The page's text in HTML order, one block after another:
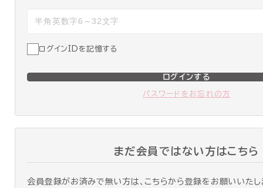
ログインIDを記憶する
ログインする
パスワードをお忘れの方
まだ会員ではない方はこちら
会員登録がお済みで無い方は、こちらから登録をお願いいたし